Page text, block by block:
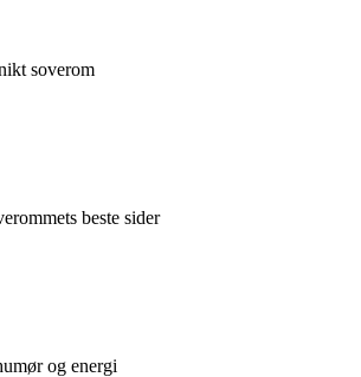
soverom
beste sider
og energi